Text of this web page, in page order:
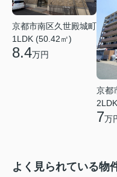
京都市南区久世殿城町
1LDK (50.42㎡)
8.4万円
京都
7万
よく見られている物